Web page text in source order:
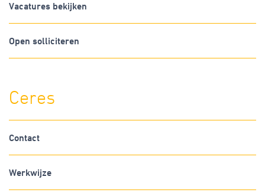
Vacatures bekijken
Open solliciteren
Ceres
Contact
Werkwijze